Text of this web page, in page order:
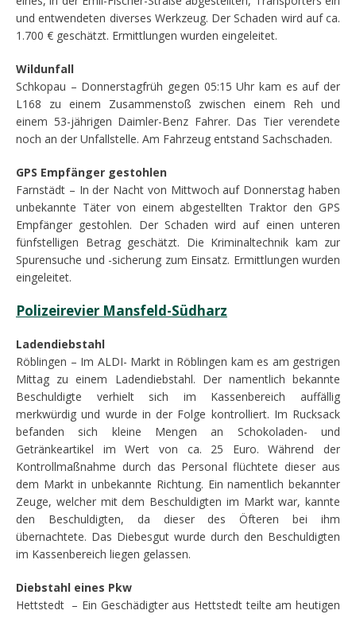
und entwendeten diverses Werkzeug. Der Schaden wird auf ca.
1.700 € geschätzt. Ermittlungen wurden eingeleitet.
Wildunfall
Schkopau – Donnerstagfrüh gegen 05:15 Uhr kam es auf der
L168 zu einem Zusammenstoß zwischen einem Reh und
einem 53-jährigen Daimler-Benz Fahrer. Das Tier verendete
noch an der Unfallstelle. Am Fahrzeug entstand Sachschaden.
GPS Empfänger gestohlen
Farnstädt – In der Nacht von Mittwoch auf Donnerstag haben
unbekannte Täter von einem abgestellten Traktor den GPS
Empfänger gestohlen. Der Schaden wird auf einen unteren
fünfstelligen Betrag geschätzt. Die Kriminaltechnik kam zur
Spurensuche und -sicherung zum Einsatz. Ermittlungen wurden
eingeleitet.
Polizeirevier Mansfeld-Südharz
Ladendiebstahl
Röblingen – Im ALDI- Markt in Röblingen kam es am gestrigen
Mittag zu einem Ladendiebstahl. Der namentlich bekannte
Beschuldigte verhielt sich im Kassenbereich auffällig
merkwürdig und wurde in der Folge kontrolliert. Im Rucksack
befanden sich kleine Mengen an Schokoladen- und
Getränkeartikel im Wert von ca. 25 Euro. Während der
Kontrollmaßnahme durch das Personal flüchtete dieser aus
dem Markt in unbekannte Richtung. Ein namentlich bekannter
Zeuge, welcher mit dem Beschuldigten im Markt war, kannte
den Beschuldigten, da dieser des Öfteren bei ihm
übernachtete. Das Diebesgut wurde durch den Beschuldigten
im Kassenbereich liegen gelassen.
Diebstahl eines Pkw
Hettstedt – Ein Geschädigter aus Hettstedt teilte am heutigen